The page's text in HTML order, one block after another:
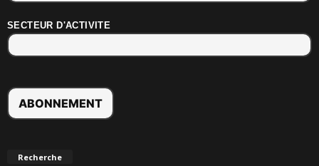
SECTEUR D'ACTIVITE
Recherche